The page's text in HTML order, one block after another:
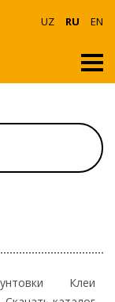
UZ RU EN
Клеи